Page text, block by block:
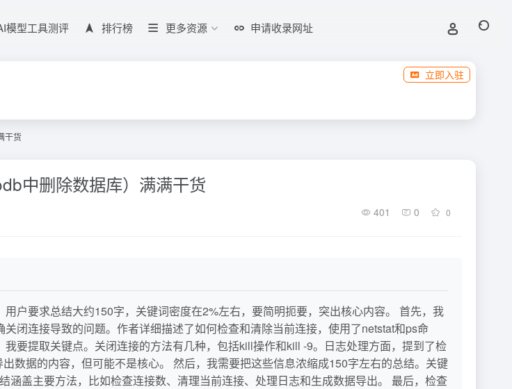
模型工具测评 排行榜 更多资源 申请收录网址
立即入驻
干货
中删除数据库）满满干货
401 0 0
户要求总结大约150字，关键词密度在2%左右，要简明扼要，突出核心内容。 首先，我
闭连接导致的问题。作者详细描述了如何检查和清除当前连接，使用了netstat和ps命
要提取关键点。关闭连接的方法有几种，包括kill操作和kill -9。日志处理方面，提到了检
数据的内容，但可能不是核心。 然后，我需要把这些信息浓缩成150字左右的总结。关键
盖主要方法，比如检查连接数、清理当前连接、处理日志和生成数据导出。 最后，检查